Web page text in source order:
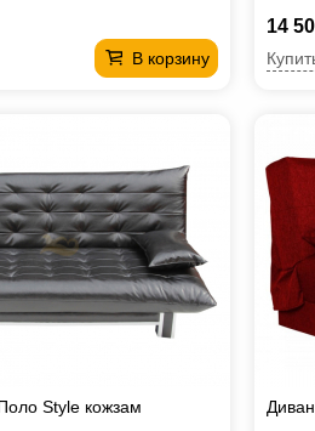
В корзину
14
Style кожзам